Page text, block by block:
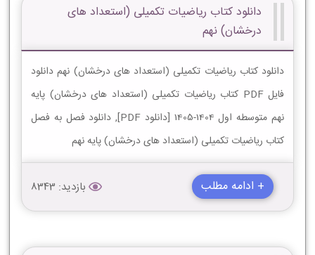
دانلود کتاب ریاضیات تکمیلی (استعداد های
درخشان) نهم
دانلود کتاب ریاضیات تکمیلی (استعداد های درخشان) نهم دانلود
فایل PDF کتاب ریاضیات تکمیلی (استعداد های درخشان) پایه
نهم متوسطه اول 1404-1405 [دانلود PDF], دانلود فصل به فصل
کتاب ریاضیات تکمیلی (استعداد های درخشان) پایه نهم
+ ادامه مطلب بازدید: 8343